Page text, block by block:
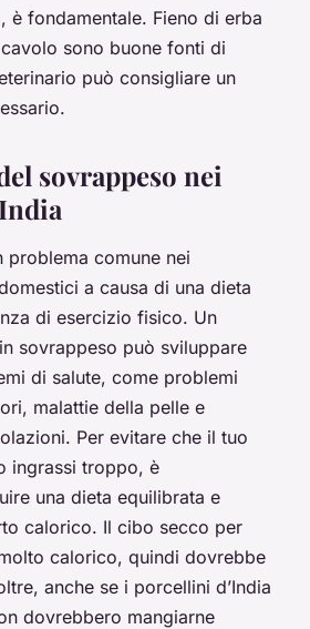
è fondamentale. Fieno di erba
sono buone fonti di
può consigliare un
sovrappeso nei
problema comune nei
a causa di una dieta
di esercizio fisico. Un
sovrappeso può sviluppare
di salute, come problemi
malattie della pelle e
Per evitare che il tuo
ingrassi troppo, è
una dieta equilibrata e
calorico. Il cibo secco per
calorico, quindi dovrebbe
anche se i porcellini d’India
dovrebbero mangiarne